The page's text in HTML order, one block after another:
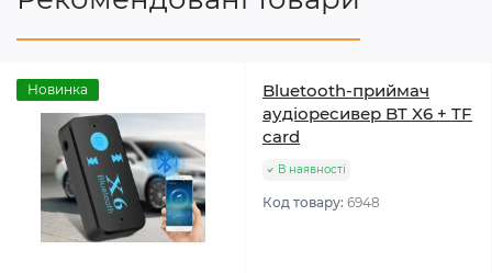
Новинка
Bluetooth-приймач
аудіоресивер BT X6 + TF
card
В наявності
Код товару: 6948